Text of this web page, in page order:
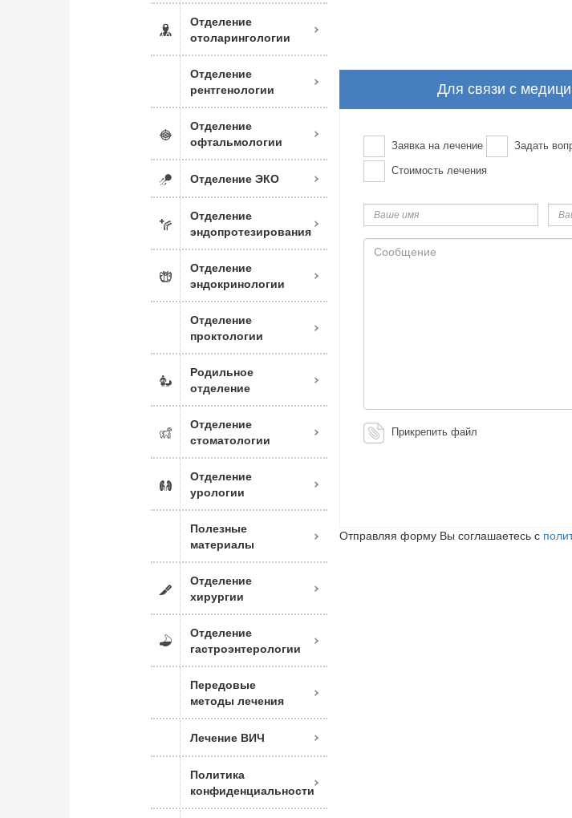
Отделение
отоларингологии
Отделение
рентгенологии
Отделение
офтальмологии
Отделение ЭКО
Отделение
эндопротезирования
Отделение
эндокринологии
Отделение
проктологии
Родильное
отделение
Отделение
стоматологии
Отделение
урологии
Полезные
материалы
Отделение
хирургии
Отделение
гастроэнтерологии
Передовые
методы лечения
Лечение ВИЧ
Политика
конфиденциальности
Для связи с
Заявка на лечение Задать
Стоимость лечения
имя
Сообщение
Прикрепить файл
Отправляя форму Вы соглашаетесь с